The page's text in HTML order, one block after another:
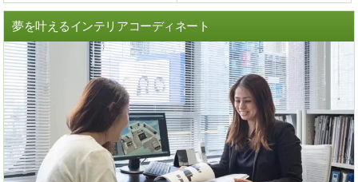
夢を叶えるインテリアコーディネート